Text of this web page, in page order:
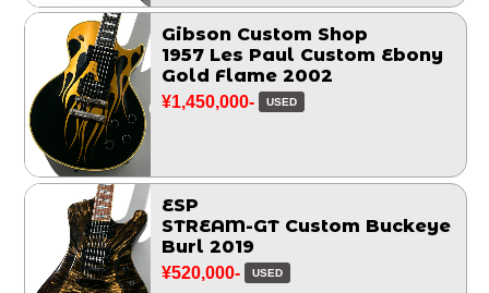
Gibson Custom Shop
1957 Les Paul Custom Ebony
Gold Flame 2002
¥1,450,000- USED
ESP
STREAM-GT Custom Buckeye
Burl 2019
¥520,000- USED